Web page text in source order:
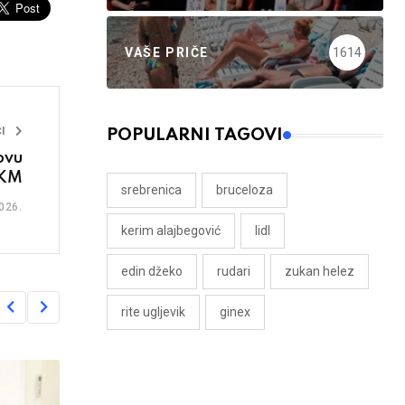
VAŠE PRIČE 1614
POPULARNI TAGOVI
srebrenica bruceloza
kerim alajbegović lidl
edin džeko rudari zukan helez
rite ugljevik ginex